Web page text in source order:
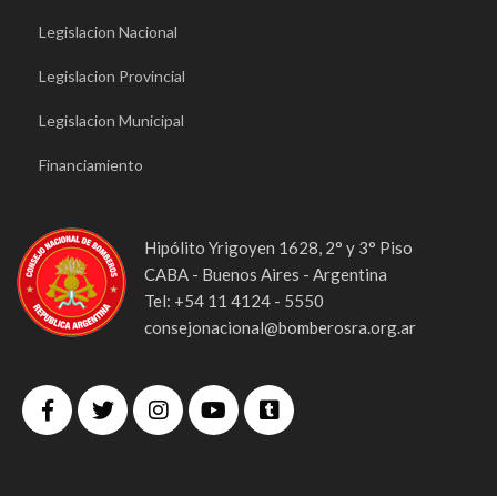
Legislacion Nacional
Legislacion Provincial
Legislacion Municipal
Financiamiento
Hipólito Yrigoyen 1628, 2° y 3° Piso
CABA - Buenos Aires - Argentina
Tel: +54 11 4124 - 5550
consejonacional@bomberosra.org.ar